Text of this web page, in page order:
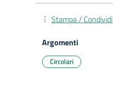
Stampa / Condividi
Argomenti
Circolari